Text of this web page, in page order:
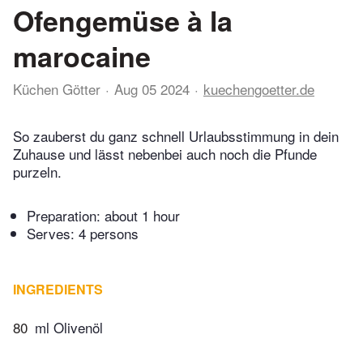
Ofengemüse à la
marocaine
Küchen Götter Aug 05 2024 kuechengoetter.de
So zauberst du ganz schnell Urlaubsstimmung in dein
Zuhause und lässt nebenbei auch noch die Pfunde
purzeln.
Preparation: about 1 hour
Serves: 4 persons
INGREDIENTS
80 ml Olivenöl